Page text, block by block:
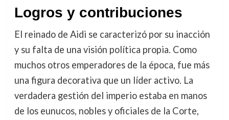
Logros y contribuciones
El reinado de Aidi se caracterizó por su inacción
y su falta de una visión política propia. Como
muchos otros emperadores de la época, fue más
una figura decorativa que un líder activo. La
verdadera gestión del imperio estaba en manos
de los eunucos, nobles y oficiales de la Corte,